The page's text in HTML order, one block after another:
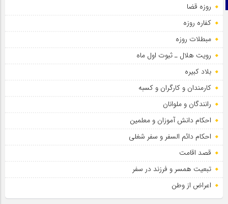
روزه قضا
کفاره روزه
مبطلات روزه
رویت هلال ـ ثبوت اول ماه
بلاد کبیره
کارمندان و کارگران و کسبه
رانندگان و ملوانان
احکام دانش آموزان و معلمین
احکام دائم السفر و سفر شغلی
قصد اقامت
تبعیت همسر و فرزند در سفر
اعراض از وطن